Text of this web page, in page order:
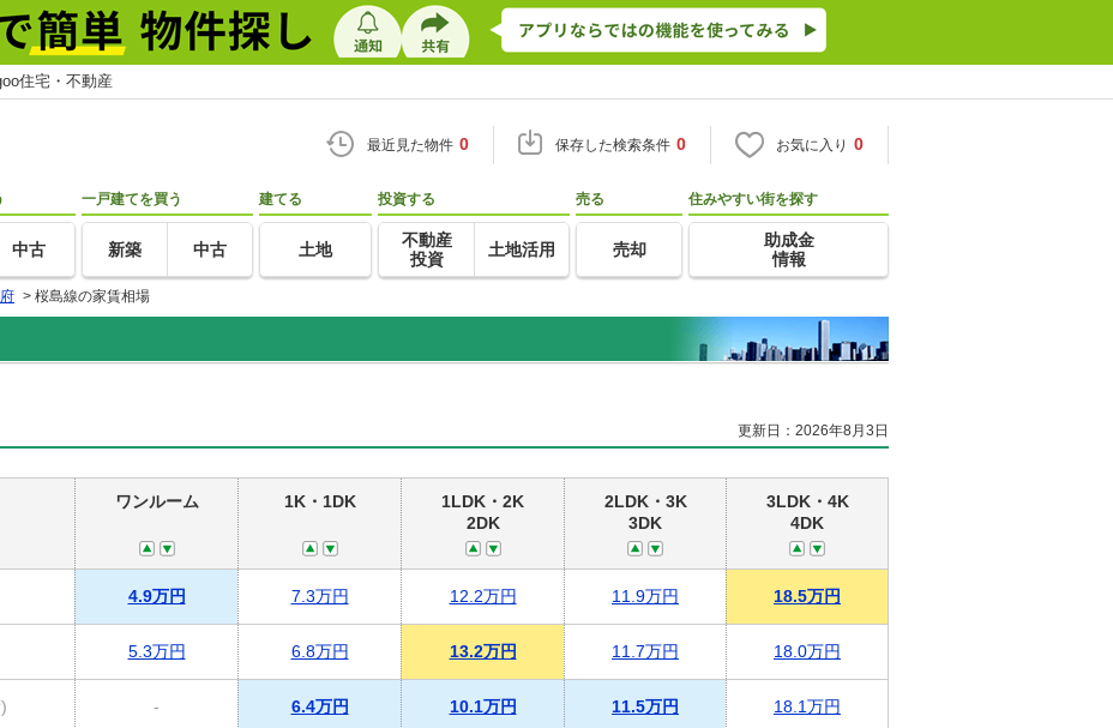
住宅・不動産
最近見た物件 0 保存した検索条件 0 お気に入り 0
中古
一戸建てを買う
新築 中古
建てる
土地
投資する
不動産
投資
土地活用
売る
売却
住みやすい街を探す
助成金
情報
> 桜島線の家賃相場
更新日：2026年8月3日
ワンルーム 1K・1DK
1LDK・2K
2DK
2LDK・3K
3DK
3LDK・4K
4DK
4.9万円 7.3万円 12.2万円 11.9万円 18.5万円
5.3万円 6.8万円 13.2万円 11.7万円 18.0万円
- 6.4万円 10.1万円 11.5万円 18.1万円